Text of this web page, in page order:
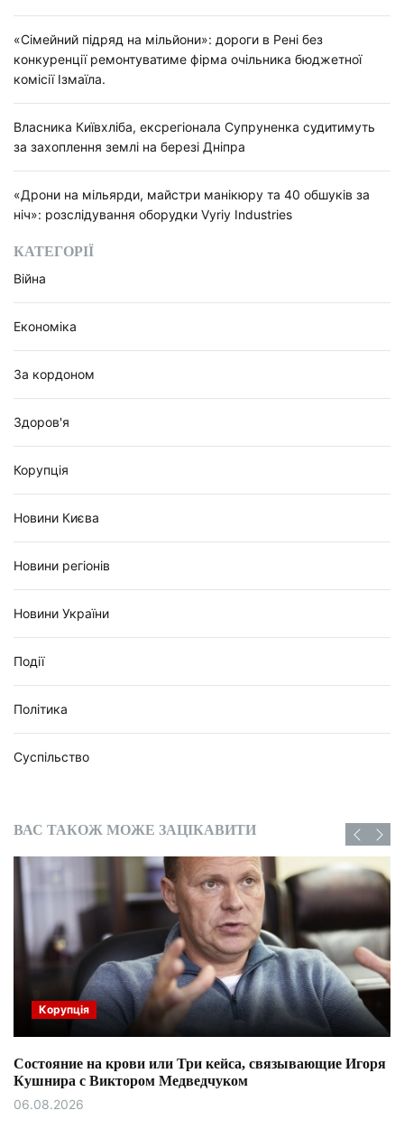
«Сімейний підряд на мільйони»: дороги в Рені без
конкуренції ремонтуватиме фірма очільника бюджетної
комісії Ізмаїла.
Власника Київхліба, ексрегіонала Супруненка судитимуть
за захоплення землі на березі Дніпра
«Дрони на мільярди, майстри манікюру та 40 обшуків за
ніч»: розслідування оборудки Vyriy Industries
КАТЕГОРІЇ
Війна
Економіка
За кордоном
Здоров'я
Корупція
Новини Києва
Новини регіонів
Новини України
Події
Політика
Суспільство
ВАС ТАКОЖ МОЖЕ ЗАЦІКАВИТИ
Корупція
Состояние на крови или Три кейса, связывающие Игоря
Кушнира с Виктором Медведчуком
06.08.2026